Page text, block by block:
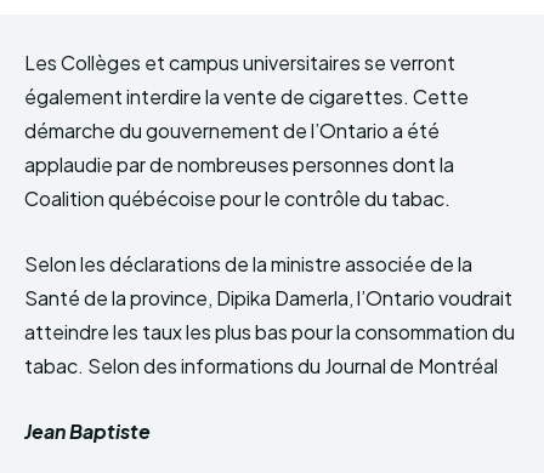
Les Collèges et campus universitaires se verront
également interdire la vente de cigarettes. Cette
démarche du gouvernement de l’Ontario a été
applaudie par de nombreuses personnes dont la
Coalition québécoise pour le contrôle du tabac.
Selon les déclarations de la ministre associée de la
Santé de la province, Dipika Damerla, l’Ontario voudrait
atteindre les taux les plus bas pour la consommation du
tabac. Selon des informations du Journal de Montréal
Jean Baptiste